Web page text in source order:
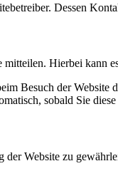
Dessen
mitteilen. Hierbei
Besuch der Website
sobald Sie diese
Website zu